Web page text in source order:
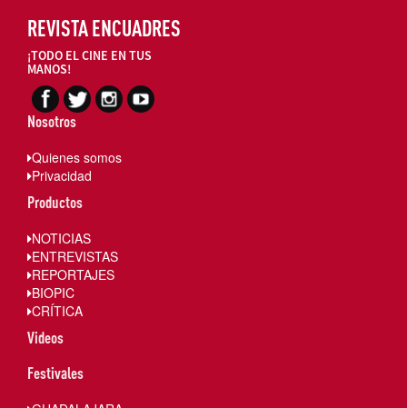
REVISTA ENCUADRES
¡TODO EL CINE EN TUS
MANOS!
Nosotros
Quienes somos
Privacidad
Productos
NOTICIAS
ENTREVISTAS
REPORTAJES
BIOPIC
CRÍTICA
Videos
Festivales